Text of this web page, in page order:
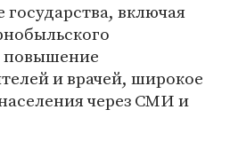
включая
повышение
и врачей, широкое
через СМИ и